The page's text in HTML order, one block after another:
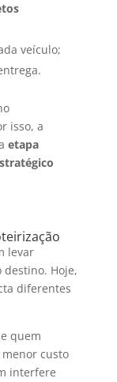
veículo;
isso, a
etapa
levar
Hoje,
diferentes
quem
custo
interfere